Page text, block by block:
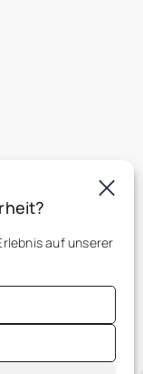
auf unserer